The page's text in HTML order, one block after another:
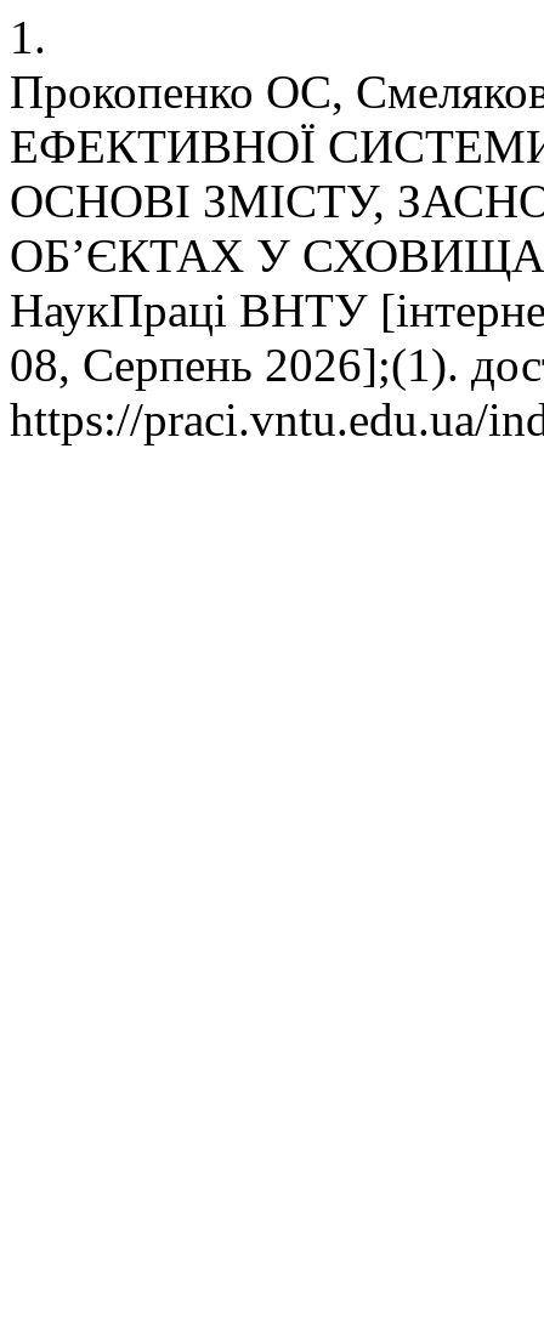
1.
Прокопенко ОС,
ЕФЕКТИВНОЇ
ОСНОВІ ЗМІСТУ,
ОБ’ЄКТАХ У
НаукПраці ВНТУ
08, Серпень 2026];(1).
https://praci.vntu.edu.ua/